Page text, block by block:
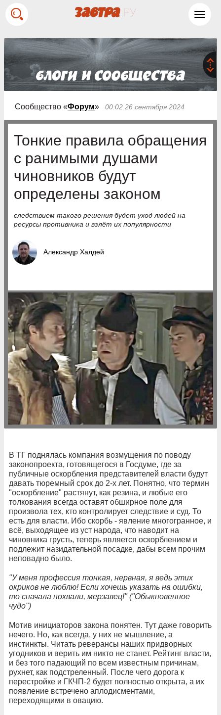
Сообщество «Форум» 00:02 26 сентября 2024
Тонкие правила обращения
с ранимыми душами
чиновников будут
определены законом
следствием такого решения будет уход людей на
ресурсы противника и взлёт их популярности
Александр Халдей
В ТГ поднялась компания возмущения по поводу
законопроекта, готовящегося в Госдуме, где за
публичные оскорбления представителей власти будут
давать тюремный срок до 2-х лет. Понятно, что термин
"оскорбление" растянут, как резина, и любые его
толкования всегда оставят обширное поле для
произвола тех, кто контролирует следствие и суд. То
есть для власти. Ибо скорбь - явление многогранное, и
всё, выходящее из уст народа, что наводит на
чиновника грусть, теперь является оскорблением и
подлежит назидательной посадке, дабы всем прочим
неповадно было.
"У меня профессия тонкая, нервная, я ведь этих
окриков не люблю! Если хочешь указать на ошибки,
то сначала похвали, мерзавец!" ("Обыкновенное
чудо")
Мотив инициаторов закона понятен. Тут даже говорить
нечего. Но, как всегда, у них не мышление, а
инстинкты. Читать реверансы наших придворных
угодников и верить им никто не станет. Рейтинг власти,
и без того падающий по всем известным причинам,
рухнет, как подстреленный. После чего дорога к
перестройке и ГКЧП-2 будет полностью открыта, а их
появление встречено аплодисментами,
переходящими в овацию.